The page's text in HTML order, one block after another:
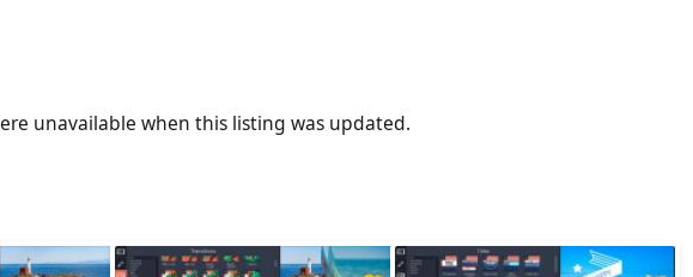
unavailable when this listing was updated.